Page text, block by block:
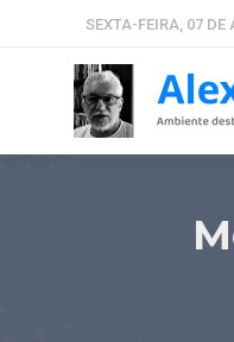
SEXTA-FEIRA, 07 DE